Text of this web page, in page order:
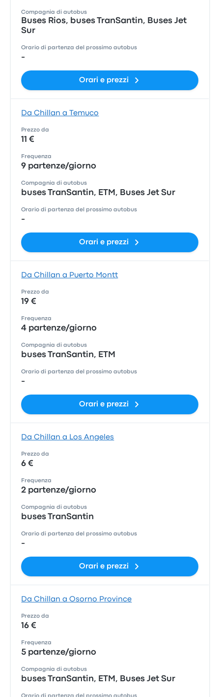
Compagnia di autobus
Buses Rios, buses TranSantin, Buses Jet
Sur
Orario di partenza del prossimo autobus
-
Orari e prezzi
Da Chillan a Temuco
Prezzo da
11 €
Frequenza
9 partenze/giorno
Compagnia di autobus
buses TranSantin, ETM, Buses Jet Sur
Orario di partenza del prossimo autobus
-
Orari e prezzi
Da Chillan a Puerto Montt
Prezzo da
19 €
Frequenza
4 partenze/giorno
Compagnia di autobus
buses TranSantin, ETM
Orario di partenza del prossimo autobus
-
Orari e prezzi
Da Chillan a Los Angeles
Prezzo da
6 €
Frequenza
2 partenze/giorno
Compagnia di autobus
buses TranSantin
Orario di partenza del prossimo autobus
-
Orari e prezzi
Da Chillan a Osorno Province
Prezzo da
16 €
Frequenza
5 partenze/giorno
Compagnia di autobus
buses TranSantin, ETM, Buses Jet Sur
Orario di partenza del prossimo autobus